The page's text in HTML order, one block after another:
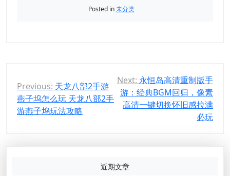
Posted in未分类
文
章
导
Previous: 天龙八部2手游
燕子坞怎么玩 天龙八部2手
游燕子坞玩法攻略
Next: 永恒岛高清重制版手
游：经典BGM回归，像素
高清一键切换怀旧感拉满
必玩
近期文章